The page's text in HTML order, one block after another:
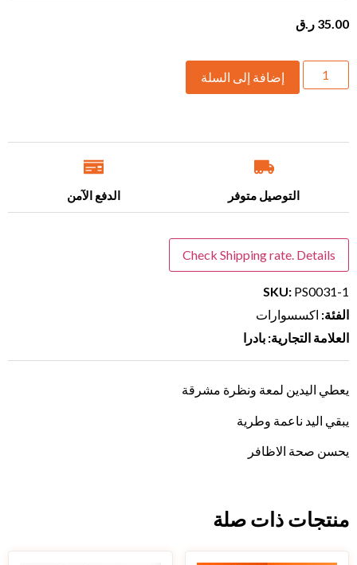
35.00 ر.ق
إضافة إلى السلة
التوصيل متوفر الدفع الآمن
Check Shipping rate. Details
SKU: PS0031-1
الفئة: اكسسوارات
العلامة التجارية: بادرا
يعطي اليدين لمعة ونظرة مشرقة
يبقي اليد ناعمة وطرية
يحسن صحة الاظافر
منتجات ذات صلة